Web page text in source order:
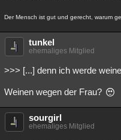
Der Mensch ist gut und gerecht, warum
tunkel
ehemaliges Mitglied
>>> [...] denn ich werde
Weinen wegen der Frau?
sourgirl
ehemaliges Mitglied